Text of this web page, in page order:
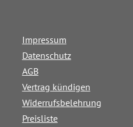
Impressum
Datenschutz
AGB
Vertrag kündigen
Widerrufsbelehrung
Preisliste